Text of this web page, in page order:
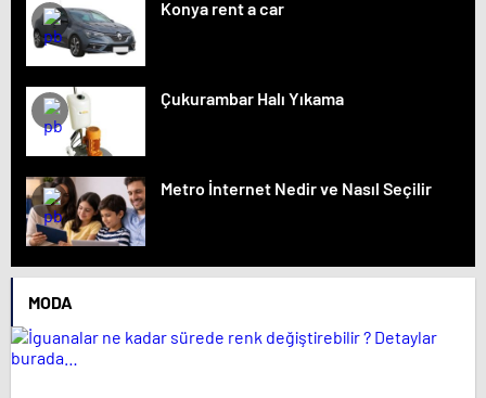
Konya rent a car
Çukurambar Halı Yıkama
Metro İnternet Nedir ve Nasıl Seçilir
MODA